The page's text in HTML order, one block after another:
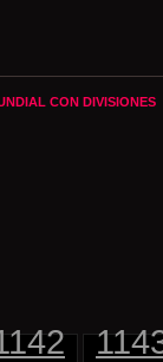
CON DIVISIONES